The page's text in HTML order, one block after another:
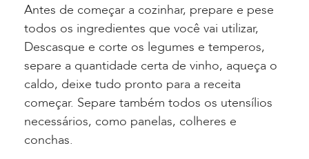
Antes de começar a cozinhar, prepare e pese
todos os ingredientes que você vai utilizar,
Descasque e corte os legumes e temperos,
separe a quantidade certa de vinho, aqueça o
caldo, deixe tudo pronto para a receita
começar. Separe também todos os utensílios
necessários, como panelas, colheres e
conchas.